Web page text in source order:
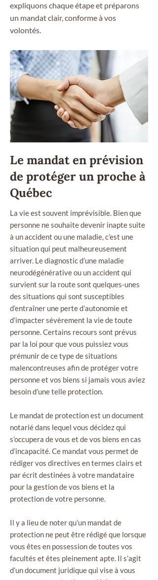
expliquons chaque étape et préparons
un mandat clair, conforme à vos
volontés.
Le mandat en prévision
de protéger un proche à
Québec
La vie est souvent imprévisible. Bien que
personne ne souhaite devenir inapte suite
à un accident ou une maladie, c’est une
situation qui peut malheureusement
arriver. Le diagnostic d’une maladie
neurodégénérative ou un accident qui
survient sur la route sont quelques-unes
des situations qui sont susceptibles
d’entraîner une perte d’autonomie et
d’impacter sévèrement la vie de toute
personne. Certains recours sont prévus
par la loi pour que vous puissiez vous
prémunir de ce type de situations
malencontreuses afin de protéger votre
personne et vos biens si jamais vous aviez
besoin d’une telle protection.
Le mandat de protection est un document
notarié dans lequel vous décidez qui
s’occupera de vous et de vos biens en cas
d’incapacité. Ce mandat vous permet de
rédiger vos directives en termes clairs et
par écrit destinées à votre mandataire
pour la gestion de vos biens et la
protection de votre personne.
Il y a lieu de noter qu’un mandat de
protection ne peut être rédigé que lorsque
vous êtes en possession de toutes vos
facultés et êtes pleinement apte. Il s’agit
d’un document juridique qui vise à vous